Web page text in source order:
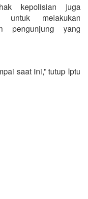
kepolisian juga
untuk melakukan
pengunjung yang
saat ini,” tutup Iptu